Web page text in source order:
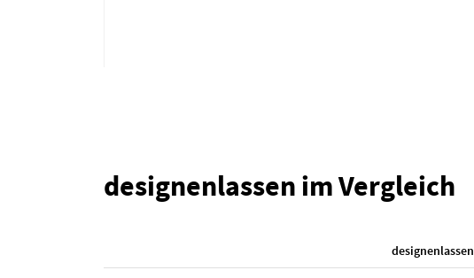
designenlassen im Vergleich
designenlassen